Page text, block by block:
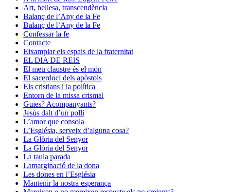
Art, bellesa, transcendència
Balanç de l’Any de la Fe
Balanç de l’Any de la Fe
Confessar la fe
Contacte
Eixamplar els espais de la fraternitat
EL DIA DE REIS
El meu claustre és el món
El sacerdoci dels apòstols
Els cristians i la política
Entorn de la missa crismal
Guies? Acompanyants?
Jesús dalt d’un pollí
L’amor que consola
L’Església, serveix d’alguna cosa?
La Glòria del Senyor
La Glòria del Senyor
La taula parada
Lamarginació de la dona
Les dones en l’Església
Mantenir la nostra esperança